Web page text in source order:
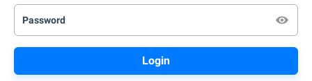
Password